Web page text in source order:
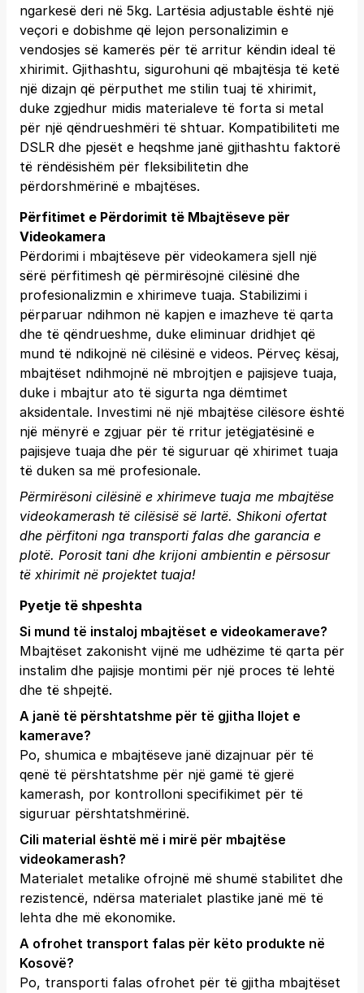
ngarkesë deri në 5kg. Lartësia adjustable është një
veçori e dobishme që lejon personalizimin e
vendosjes së kamerës për të arritur këndin ideal të
xhirimit. Gjithashtu, sigurohuni që mbajtësja të ketë
një dizajn që përputhet me stilin tuaj të xhirimit,
duke zgjedhur midis materialeve të forta si metal
për një qëndrueshmëri të shtuar. Kompatibiliteti me
DSLR dhe pjesët e heqshme janë gjithashtu faktorë
të rëndësishëm për fleksibilitetin dhe
përdorshmërinë e mbajtëses.
Përfitimet e Përdorimit të Mbajtëseve për
Videokamera
Përdorimi i mbajtëseve për videokamera sjell një
sërë përfitimesh që përmirësojnë cilësinë dhe
profesionalizmin e xhirimeve tuaja. Stabilizimi i
përparuar ndihmon në kapjen e imazheve të qarta
dhe të qëndrueshme, duke eliminuar dridhjet që
mund të ndikojnë në cilësinë e videos. Përveç kësaj,
mbajtëset ndihmojnë në mbrojtjen e pajisjeve tuaja,
duke i mbajtur ato të sigurta nga dëmtimet
aksidentale. Investimi në një mbajtëse cilësore është
një mënyrë e zgjuar për të rritur jetëgjatësinë e
pajisjeve tuaja dhe për të siguruar që xhirimet tuaja
të duken sa më profesionale.
Përmirësoni cilësinë e xhirimeve tuaja me mbajtëse
videokamerash të cilësisë së lartë. Shikoni ofertat
dhe përfitoni nga transporti falas dhe garancia e
plotë. Porosit tani dhe krijoni ambientin e përsosur
të xhirimit në projektet tuaja!
Pyetje të shpeshta
Si mund të instaloj mbajtëset e videokamerave?
Mbajtëset zakonisht vijnë me udhëzime të qarta për
instalim dhe pajisje montimi për një proces të lehtë
dhe të shpejtë.
A janë të përshtatshme për të gjitha llojet e
kamerave?
Po, shumica e mbajtëseve janë dizajnuar për të
qenë të përshtatshme për një gamë të gjerë
kamerash, por kontrolloni specifikimet për të
siguruar përshtatshmërinë.
Cili material është më i mirë për mbajtëse
videokamerash?
Materialet metalike ofrojnë më shumë stabilitet dhe
rezistencë, ndërsa materialet plastike janë më të
lehta dhe më ekonomike.
A ofrohet transport falas për këto produkte në
Kosovë?
Po, transporti falas ofrohet për të gjitha mbajtëset